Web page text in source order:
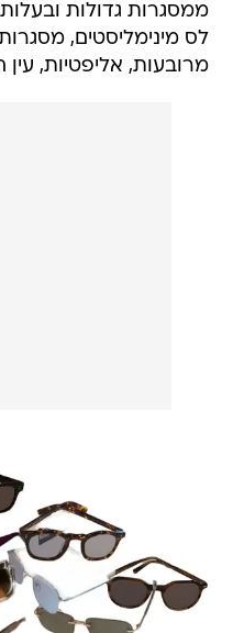
ממסגרות גדולות
לס מינימליסטים,
מרובעות, אליפטיות, עין